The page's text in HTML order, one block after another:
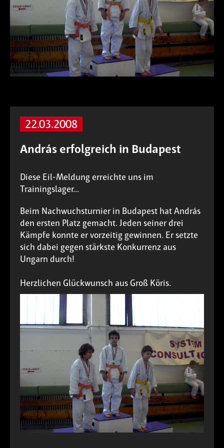
22.03.2008
András erfolgreich in Budapest
Diese Eil-Meldung erreichte uns im
Trainingslager...
Beim Nachwuchsturnier in Budapest hat András
den ersten Platz gemacht. Jeden seiner drei
Kämpfe konnte er vorzeitig gewinnen. Er setzte
sich dabei gegen stärkste Konkurrenz aus
Ungarn durch!
Herzlichen Glückwunsch aus Groß Köris.